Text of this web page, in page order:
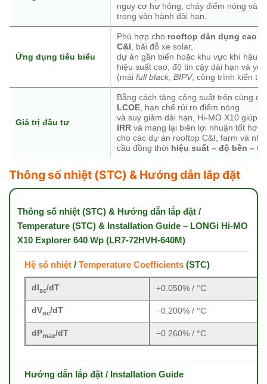
nguy cơ hư hỏng, cháy điểm nóng và
trong vận hành dài hạn.
Ứng dụng tiêu biểu
Phù hợp cho rooftop dân dụng cao
C&I , bãi đỗ xe solar,
dự án gần biển hoặc khu vực khí hậu
hiệu suất cao, độ tin cậy dài hạn và
(mái full black, BIPV, công trình kiến
Giá trị đầu tư
Bằng cách tăng công suất trên cùng
LCOE, hạn chế rủi ro điểm nóng
và suy giảm dài hạn, Hi-MO X10 giúp
IRR và mang lại biên lợi nhuận tốt hơn
cho các dự án rooftop C&I, farm và
cầu đồng thời hiệu suất – độ bền –
Thông số nhiệt (STC) & Hướng dẫn lắp đặt
Thông số nhiệt (STC) & Hướng dẫn lắp đặt /
Temperature (STC) & Installation Guide – LONGi Hi-MO
X10 Explorer 640 Wp (LR7-72HVH-640M)
Hệ số nhiệt / Temperature Coefficients (STC)
dIsc/dT +0.050% / °C
dVoc/dT −0.200% / °C
dPmax/dT −0.260% / °C
Hướng dẫn lắp đặt / Installation Guide